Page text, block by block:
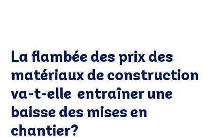
La flambée des prix des
matériaux de construction
va-t-elle entraîner une
baisse des mises en
chantier?